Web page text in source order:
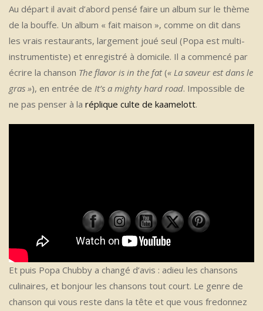
Au départ il avait d’abord pensé faire un album sur le thème
de la bouffe. Un album « fait maison », comme on dit dans
les vrais restaurants, largement joué seul (Popa est multi-
instrumentiste) et enregistré à domicile. Il a commencé par
écrire la chanson The flavor is in the fat(« La saveur est dans le
gras »), en entrée de It’s a mighty hard road. Impossible de
ne pas penser à la réplique culte de kaamelott.
Et puis Popa Chubby a changé d’avis : adieu les chansons
culinaires, et bonjour les chansons tout court. Le genre de
chanson qui vous reste dans la tête et que vous fredonnez